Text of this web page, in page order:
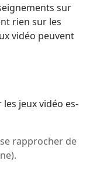
sur
rien sur les
vidéo peuvent
jeux vidéo es-
rapprocher de